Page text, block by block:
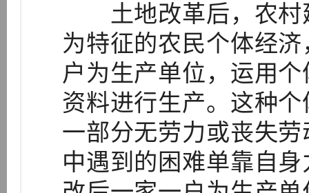
土地改革后，农村
为特征的农民个体经
户为生产单位，运用
资料进行生产。这种
一部分无劳力或丧失
中遇到的困难单靠自